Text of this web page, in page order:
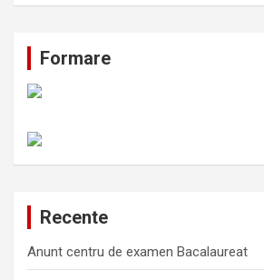
Formare
Recente
Anunt centru de examen Bacalaureat